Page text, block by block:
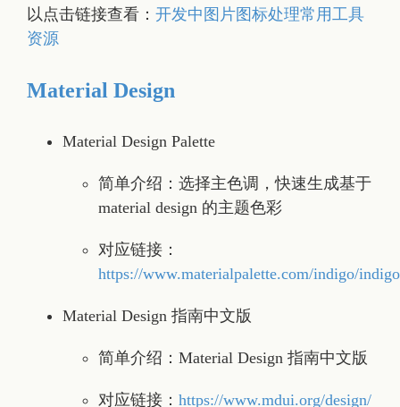
以点击链接查看： 开发中图片图标处理常用工具
资源
Material Design
Material Design Palette
简单介绍：选择主色调，快速生成基于
material design 的主题色彩
对应链接：
https://www.materialpalette.com/indigo/indigo
Material Design 指南中文版
简单介绍：Material Design 指南中文版
对应链接： https://www.mdui.org/design/